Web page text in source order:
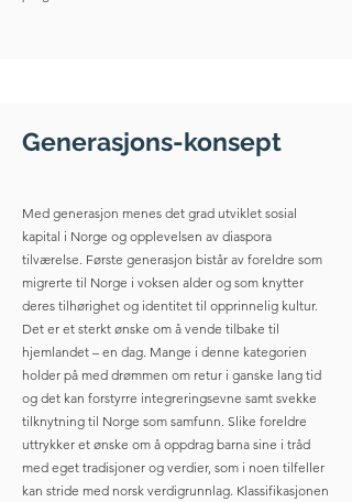
Generasjons-konsept
Med generasjon menes det grad utviklet sosial
kapital i Norge og opplevelsen av diaspora
tilværelse. Første generasjon bistår av foreldre som
migrerte til Norge i voksen alder og som knytter
deres tilhørighet og identitet til opprinnelig kultur.
Det er et sterkt ønske om å vende tilbake til
hjemlandet – en dag. Mange i denne kategorien
holder på med drømmen om retur i ganske lang tid
og det kan forstyrre integreringsevne samt svekke
tilknytning til Norge som samfunn. Slike foreldre
uttrykker et ønske om å oppdrag barna sine i tråd
med eget tradisjoner og verdier, som i noen tilfeller
kan stride med norsk verdigrunnlag. Klassifikasjonen